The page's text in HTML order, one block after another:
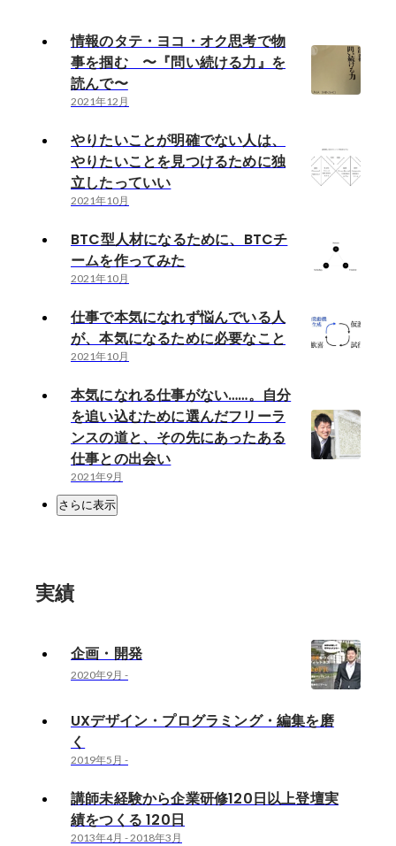
情報のタテ・ヨコ・オク思考で物
事を掴む 〜『問い続ける力』を
読んで〜
2021年12月
やりたいことが明確でない人は、
やりたいことを見つけるために独
立したっていい
2021年10月
BTC型人材になるために、BTCチ
ームを作ってみた
2021年10月
仕事で本気になれず悩んでいる人
が、本気になるために必要なこと
2021年10月
本気になれる仕事がない……。自分
を追い込むために選んだフリーラ
ンスの道と、その先にあったある
仕事との出会い
2021年9月
さらに表示
実績
企画・開発
2020年9月 -
UXデザイン・プログラミング・編集を磨
く
2019年5月 -
講師未経験から企業研修120日以上登壇実
績をつくる 120日
2013年4月 -2018年3月